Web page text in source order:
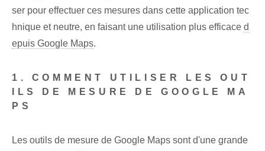
ser pour effectuer ces mesures dans cette application tec
hnique et neutre, en faisant une utilisation plus efficace d
epuis Google Maps.
1. COMMENT UTILISER LES OUT
ILS DE MESURE DE GOOGLE MA
PS
Les outils de mesure de Google Maps sont d'une grande